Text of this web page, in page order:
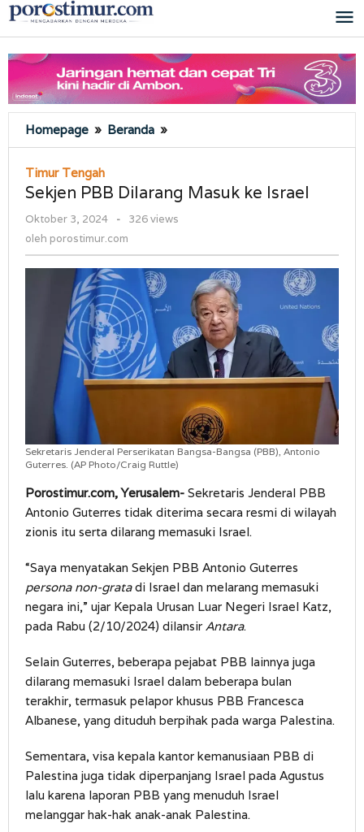
Lewati
ke
Homepage » Beranda »
PBB
Masuk
ke
Israel
Timur Tengah
Sekjen PBB Dilarang Masuk ke Israel
Oktober 3, 2024
oleh
-
326 views
oleh porostimur.com
Sekretaris Jenderal Perserikatan Bangsa-Bangsa (PBB), Antonio
Guterres. (AP Photo/Craig Ruttle)
Porostimur.com, Yerusalem- Sekretaris Jenderal PBB
Antonio Guterres tidak diterima secara resmi di wilayah
zionis itu serta dilarang memasuki Israel.
“Saya menyatakan Sekjen PBB Antonio Guterres
persona non-gratadi Israel dan melarang memasuki
negara ini,” ujar Kepala Urusan Luar Negeri Israel Katz,
pada Rabu (2/10/2024) dilansir Antara.
Selain Guterres, beberapa pejabat PBB lainnya juga
dilarang memasuki Israel dalam beberapa bulan
terakhir, termasuk pelapor khusus PBB Francesca
Albanese, yang dituduh berpihak pada warga Palestina.
Sementara, visa kepala kantor kemanusiaan PBB di
Palestina juga tidak diperpanjang Israel pada Agustus
lalu karena laporan PBB yang menuduh Israel
melanggar hak-hak anak-anak Palestina.